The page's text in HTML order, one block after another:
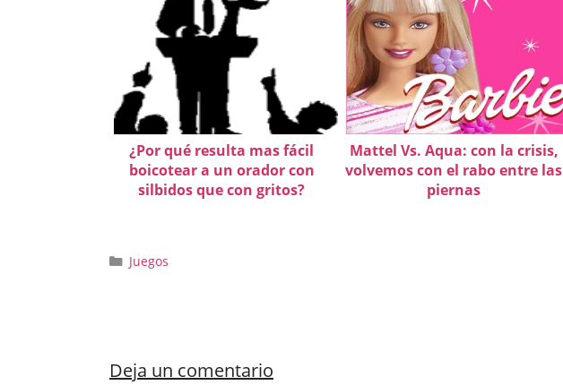
¿Por qué resulta mas fácil
boicotear a un orador con
silbidos que con gritos?
Mattel Vs. Aqua: con la crisis,
volvemos con el rabo entre las
piernas
Categorías
Juegos
Deja un comentario